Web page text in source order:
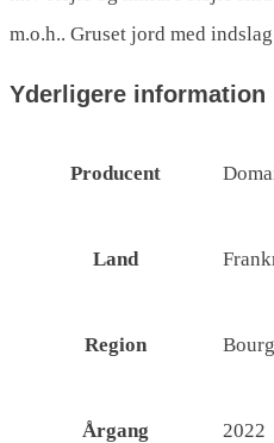
m.o.h.. Gruset jord med
Yderligere information
Producent
Land
Region
Årgang 2022